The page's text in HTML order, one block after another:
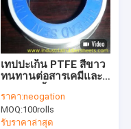
เทปปะเก็น PTFE สีขาว
ทนทานต่อสารเคมีและ
ความกว้าง 3-100 มม.
สำหรับการซีล
ราคา:neogation
MOQ:100rolls
รับราคาล่าสุด